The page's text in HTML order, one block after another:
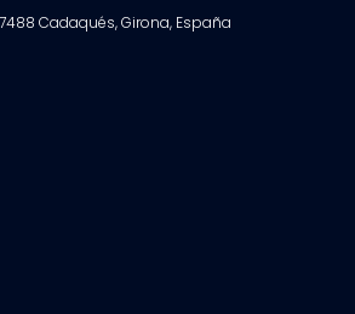
Cadaqués, Girona, España